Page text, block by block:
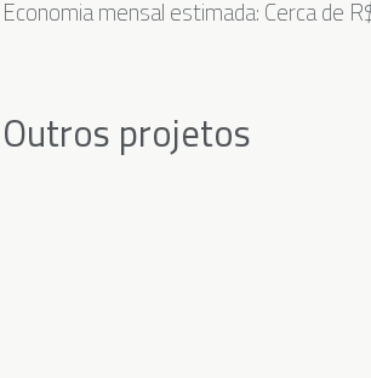
Economia mensal estimada: Cerca de
Outros projetos